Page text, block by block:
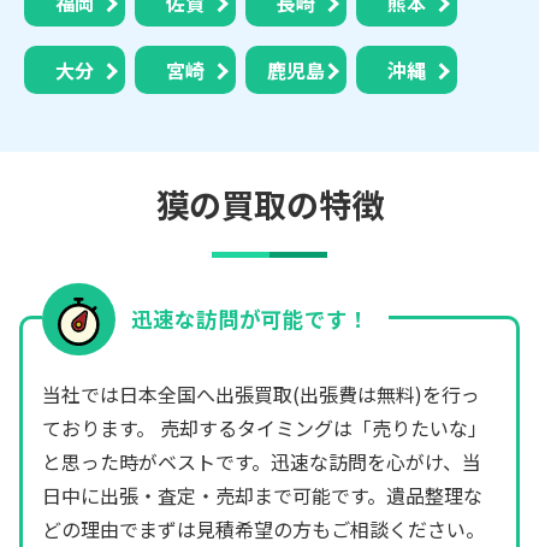
大分 宮崎 鹿児島 沖縄
獏の買取の特徴
迅速な訪問が可能です！
当社では日本全国へ出張買取(出張費は無料)を行っ
ております。 売却するタイミングは「売りたいな」
と思った時がベストです。迅速な訪問を心がけ、当
日中に出張・査定・売却まで可能です。遺品整理な
どの理由でまずは見積希望の方もご相談ください。